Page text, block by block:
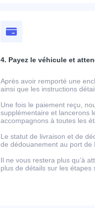
4. Payez le véhicule et
Après avoir remporté une
ainsi que les instructions
Une fois le paiement reçu,
supplémentaire et lancerons
accompagnons à toutes les
Le statut de livraison et de
de dédouanement au port de
Il ne vous restera plus qu’à
plus de détails sur les étapes